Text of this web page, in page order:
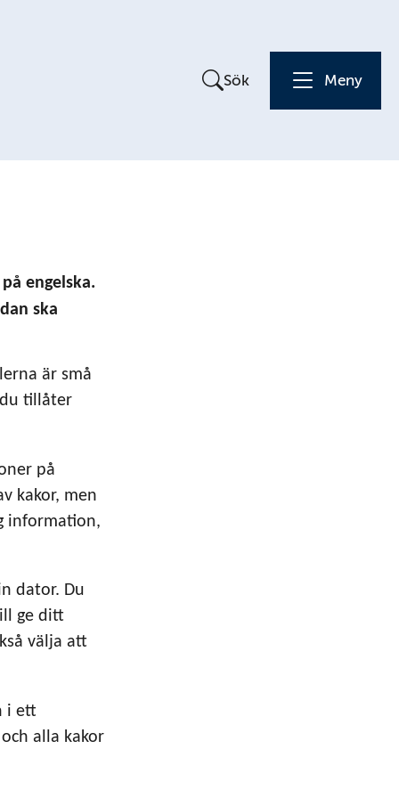
Sök Meny
engelska.
ska
är små
tillåter
på
kakor, men
information,
dator. Du
ge ditt
välja att
i ett
alla kakor